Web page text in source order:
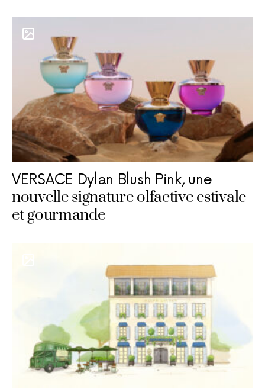
VERSACE Dylan Blush Pink, une
nouvelle signature olfactive estivale
et gourmande